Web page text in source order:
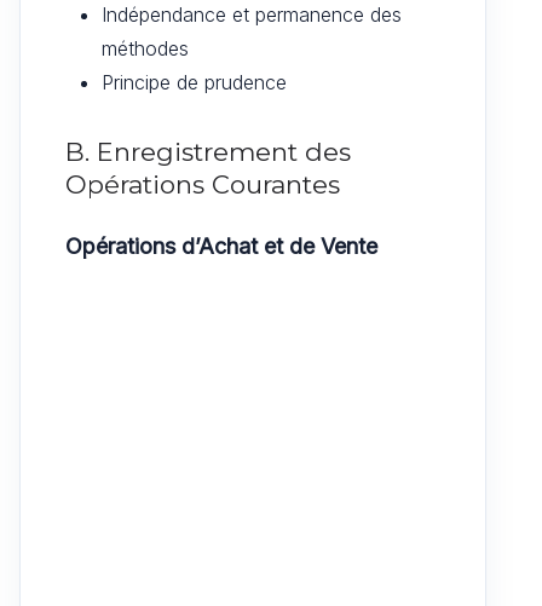
Indépendance et permanence des
méthodes
Principe de prudence
B. Enregistrement des
Opérations Courantes
Opérations d’Achat et de Vente